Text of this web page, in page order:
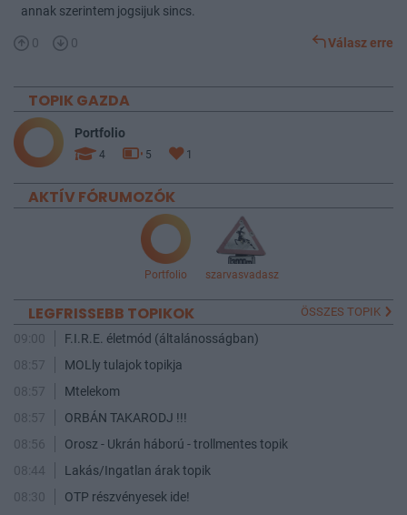
annak szerintem jogsijuk sincs.
0 0 Válasz erre
TOPIK GAZDA
Portfolio
4 5 1
AKTÍV FÓRUMOZÓK
Portfolio szarvasvadasz
LEGFRISSEBB TOPIKOK ÖSSZES TOPIK
09:00
F.I.R.E. életmód (általánosságban)
08:57
MOLly tulajok topikja
08:57
Mtelekom
08:57
ORBÁN TAKARODJ !!!
08:56
Orosz - Ukrán háború - trollmentes topik
08:44
Lakás/Ingatlan árak topik
08:30
OTP részvényesek ide!